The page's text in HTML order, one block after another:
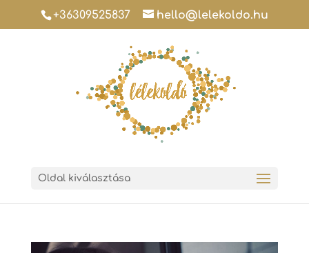
+36309525837 hello@lelekoldo.hu
Oldal kiválasztása